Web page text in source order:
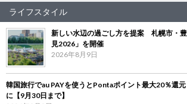
ライフスタイル
新しい水辺の過ごし方を提案 札幌市・豊
見2026」を開催
2026年8月9日
韓国旅行でau PAYを使うとPontaポイント最大20％還
に【9月30日まで】